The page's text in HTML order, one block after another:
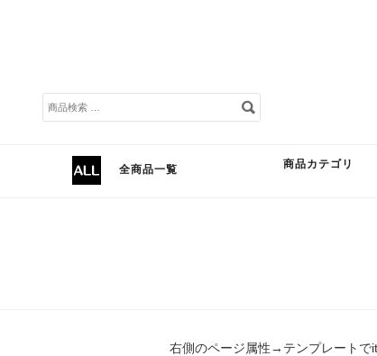
検
索
全商品一覧 商品カテゴリ
右側のページ属性→テンプレートで